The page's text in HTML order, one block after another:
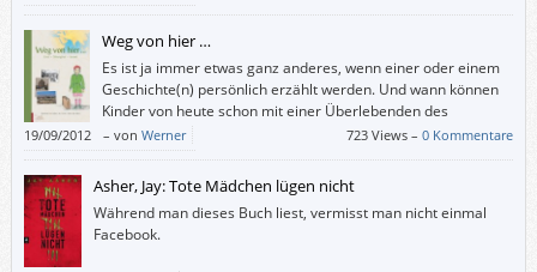
Weg von hier …
Es ist ja immer etwas ganz anderes, wenn einer oder einem
Geschichte(n) persönlich erzählt werden. Und wann können
Kinder von heute schon mit einer Überlebenden des
Holocaust sprechen?
„Weg von hier …“ bietet dazu die Gelegenheit: Darin erzählt die Linzer
Jüdin Ilse Mass über ihre Flucht vor den Nazis aus Österreich über
Shanghai nach Israel.
Ein Buch, das sich sowohl für den Volksschul-Unterricht als auch für eine
Auseinandersetzung mit dem Nationalsozialismus zu Hause empfiehlt.
19/09/2012 – von Werner 723 Views –0 Kommentare
Asher, Jay: Tote Mädchen lügen nicht
Während man dieses Buch liest, vermisst man nicht einmal
Facebook.